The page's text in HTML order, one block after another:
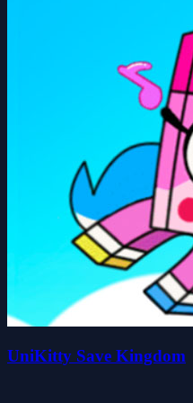
UniKitty Save Kingdom